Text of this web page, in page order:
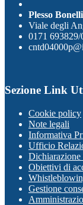
Plesso Bonelli
Viale degli
0171
Sezione Link
Cookie policy
Note legali
Informativa
Ufficio
Dichiarazione
Obiettivi di
Gestione